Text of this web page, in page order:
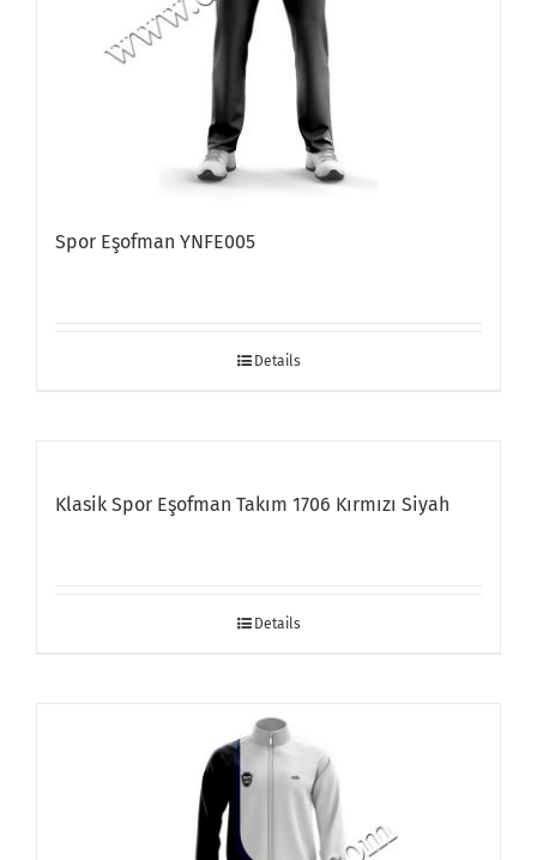
Spor Eşofman YNFE005
Details
Klasik Spor Eşofman Takım 1706 Kırmızı Siyah
Details